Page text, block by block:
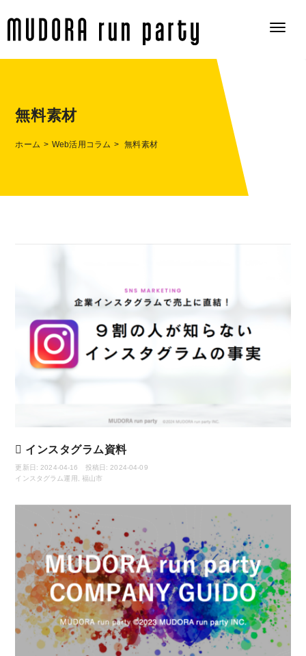
無料素材
ホーム Web活用コラム 無料素材
インスタグラム資料
更新日: 2024-04-16 投稿日: 2024-04-09
インスタグラム運用
福山市